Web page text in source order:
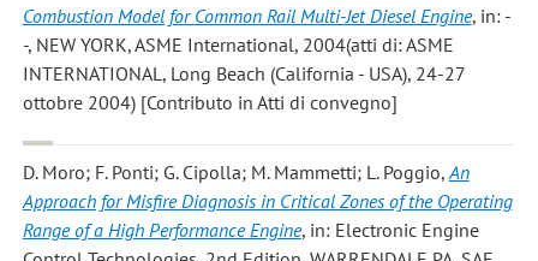
Combustion Model for Common Rail Multi-Jet Diesel Engine, in: -
-, NEW YORK, ASME International, 2004(atti di: ASME
INTERNATIONAL, Long Beach (California - USA), 24-27
ottobre 2004) [Contributo in Atti di convegno]
D. Moro; F. Ponti; G. Cipolla; M. Mammetti; L. Poggio,An
Approach for Misfire Diagnosis in Critical Zones of the Operating
Range of a High Performance Engine, in: Electronic Engine